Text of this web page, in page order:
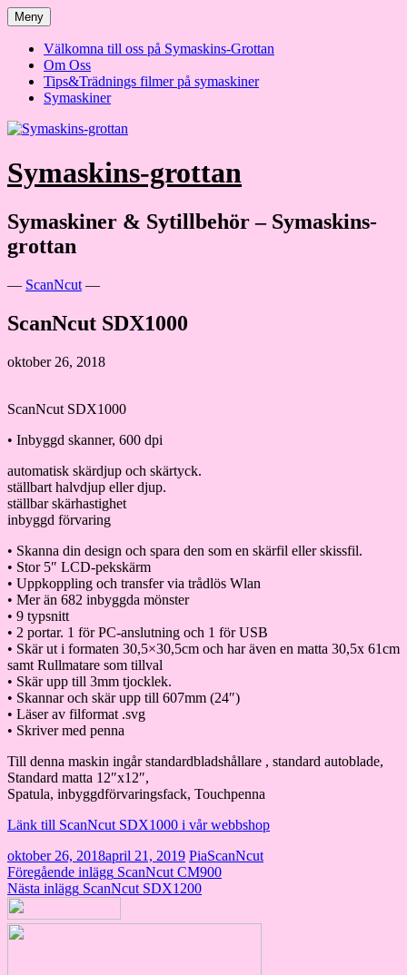
Hoppa
till
innehåll
Meny
Välkomna till oss på Symaskins-Grottan
Om Oss
Tips&Trädnings filmer på symaskiner
Symaskiner
Symaskins-grottan
Symaskiner & Sytillbehör – Symaskins-
grottan
— ScanNcut —
ScanNcut SDX1000
oktober 26, 2018
ScanNcut SDX1000
• Inbyggd skanner, 600 dpi
automatisk skärdjup och skärtyck.
ställbart halvdjup eller djup.
ställbar skärhastighet
inbyggd förvaring
• Skanna din design och spara den som en skärfil eller skissfil.
• Stor 5″ LCD-pekskärm
• Uppkoppling och transfer via trådlös Wlan
• Mer än 682 inbyggda mönster
• 9 typsnitt
• 2 portar. 1 för PC-anslutning och 1 för USB
• Skär ut i formaten 30,5×30,5cm och har även en matta 30,5x 61cm
samt Rullmatare som tillval
• Skär upp till 3mm tjocklek.
• Skannar och skär upp till 607mm (24″)
• Läser av filformat .svg
• Skriver med penna
Till denna maskin ingår standardbladshållare , standard autoblade,
Standard matta 12″x12″,
Spatula, inbyggdförvaringsfack, Touchpenna
Länk till ScanNcut SDX1000 i vår webbshop
oktober 26, 2018april 21, 2019 PiaScanNcut
Inläggsnavigering
Föregående inlägg ScanNcut CM900
Nästa inlägg ScanNcut SDX1200